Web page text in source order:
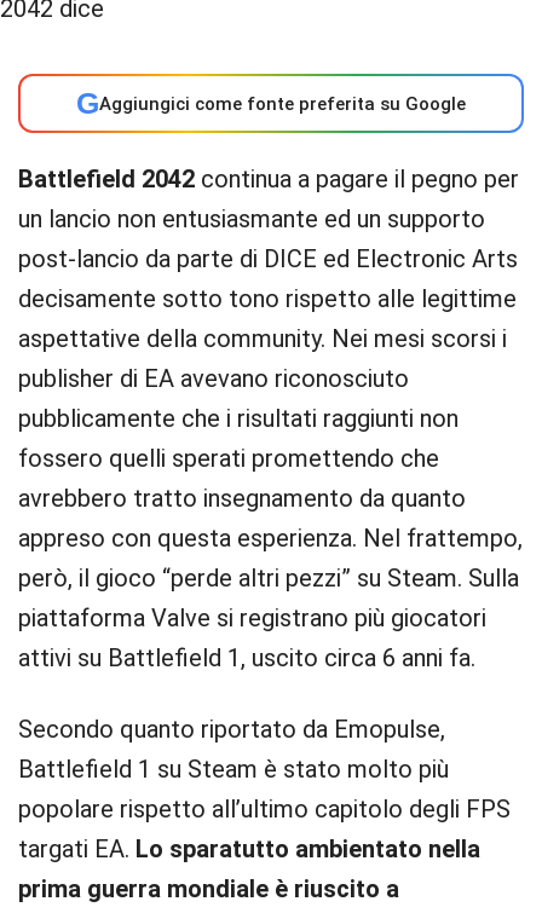
GAggiungici come fonte preferita su Google
Battlefield 2042 continua a pagare il pegno per
un lancio non entusiasmante ed un supporto
post-lancio da parte di DICE ed Electronic Arts
decisamente sotto tono rispetto alle legittime
aspettative della community. Nei mesi scorsi i
publisher di EA avevano riconosciuto
pubblicamente che i risultati raggiunti non
fossero quelli sperati promettendo che
avrebbero tratto insegnamento da quanto
appreso con questa esperienza. Nel frattempo,
però, il gioco “perde altri pezzi” su Steam. Sulla
piattaforma Valve si registrano più giocatori
attivi su Battlefield 1, uscito circa 6 anni fa.
Secondo quanto riportato da Emopulse,
Battlefield 1 su Steam è stato molto più
popolare rispetto all’ultimo capitolo degli FPS
targati EA. Lo sparatutto ambientato nella
prima guerra mondiale è riuscito a